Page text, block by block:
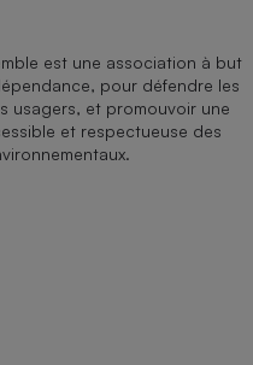
est une association à but
pour défendre les
usagers, et promouvoir une
et respectueuse des